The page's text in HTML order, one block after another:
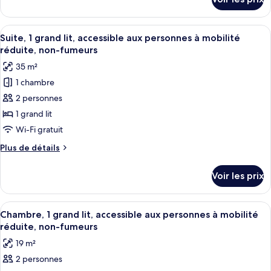
chambre,
non-
fumeurs
le
type
de
chambre
chambre,
non-
fumeurs
Afficher
toutes
les
photos
pour
ce
type
de
chambre :
Suite,
grand
lit,
accessible
aux
personnes
à
mobilité
Une chambre d’hôtel avec un grand
6
Suite, 1 grand lit, accessible aux personnes à mobilité
réduite, non-fumeurs
35 m²
1 chambre
2 personnes
1 grand lit
Wi-Fi gratuit
Plus de détails
Plus
le
type
de
chambre
grand
Voir les prix
Afficher
toutes
les
photos
pour
Une chambre d’hôtel avec un
6
Chambre, 1 grand lit, accessible aux personnes à mobilité
réduite, non-fumeurs
19 m²
2 personnes